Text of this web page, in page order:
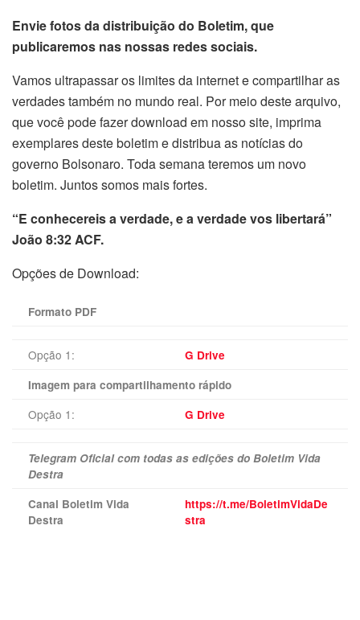
Envie fotos da distribuição do Boletim, que
publicaremos nas nossas redes sociais.
Vamos ultrapassar os limites da internet e compartilhar as
verdades também no mundo real. Por meio deste arquivo,
que você pode fazer download em nosso site, imprima
exemplares deste boletim e distribua as notícias do
governo Bolsonaro. Toda semana teremos um novo
boletim. Juntos somos mais fortes.
“E conhecereis a verdade, e a verdade vos libertará”
João 8:32 ACF.
Opções de Download:
Formato PDF
Opção 1:
G Drive
Imagem para compartilhamento rápido
Opção 1: G Drive
Telegram Oficial com todas as edições do Boletim Vida
Destra
Canal Boletim Vida
Destra
https://t.me/BoletimVidaDe
stra